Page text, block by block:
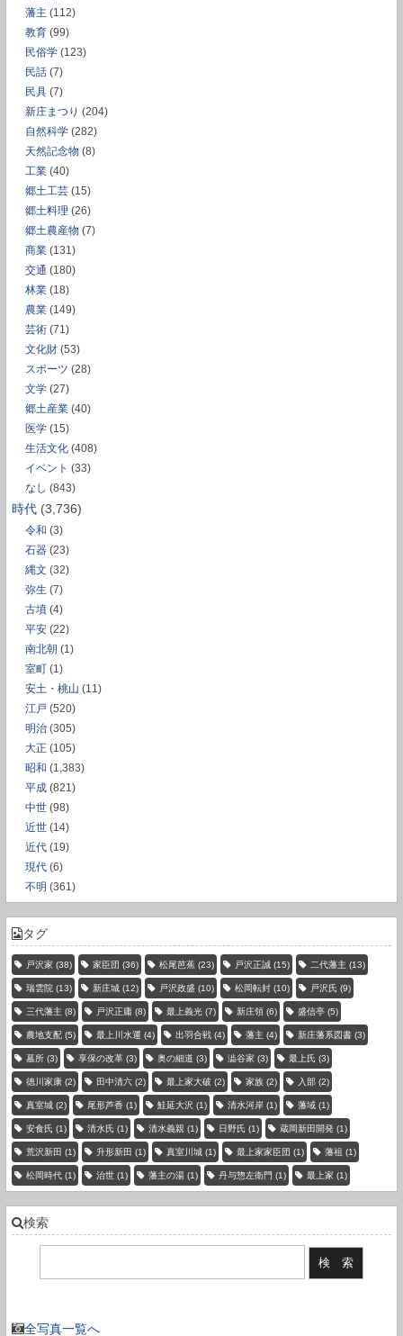
藩主 (112)
教育 (99)
民俗学 (123)
民話 (7)
民具 (7)
新庄まつり (204)
自然科学 (282)
天然記念物 (8)
工業 (40)
郷土工芸 (15)
郷土料理 (26)
郷土農産物 (7)
商業 (131)
交通 (180)
林業 (18)
農業 (149)
芸術 (71)
文化財 (53)
スポーツ (28)
文学 (27)
郷土産業 (40)
医学 (15)
生活文化 (408)
イベント (33)
なし (843)
時代 (3,736)
令和 (3)
石器 (23)
縄文 (32)
弥生 (7)
古墳 (4)
平安 (22)
南北朝 (1)
室町 (1)
安土・桃山 (11)
江戸 (520)
明治 (305)
大正 (105)
昭和 (1,383)
平成 (821)
中世 (98)
近世 (14)
近代 (19)
現代 (6)
不明 (361)
タグ
戸沢家 (38) 家臣団 (36) 松尾芭蕉 (23) 戸沢正誠 (15) 二代藩主 (13)
瑞雲院 (13) 新庄城 (12) 戸沢政盛 (10) 松岡転封 (10) 戸沢氏 (9)
三代藩主 (8) 戸沢正庸 (8) 最上義光 (7) 新庄領 (6) 盛信亭 (5)
農地支配 (5) 最上川水運 (4) 出羽合戦 (4) 藩主 (4) 新庄藩系図書 (3)
墓所 (3) 享保の改革 (3) 奥の細道 (3) 澁谷家 (3) 最上氏 (3)
徳川家康 (2) 田中清六 (2) 最上家大破 (2) 家族 (2) 入部 (2)
真室城 (2) 尾形芦香 (1) 鮭延大沢 (1) 清水河岸 (1) 藩域 (1)
安食氏 (1) 清水氏 (1) 清水義親 (1) 日野氏 (1) 蔵岡新田開発 (1)
荒沢新田 (1) 升形新田 (1) 真室川城 (1) 最上家家臣団 (1) 藩祖 (1)
松岡時代 (1) 治世 (1) 藩主の湯 (1) 丹与惣左衛門 (1) 最上家 (1)
検索
全写真一覧へ